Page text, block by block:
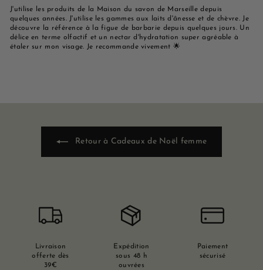
J'utilise les produits de la Maison du savon de Marseille depuis
quelques années. J'utilise les gammes aux laits d'ânesse et de chèvre. Je
découvre la référence à la figue de barbarie depuis quelques jours. Un
délice en terme olfactif et un nectar d'hydratation super agréable à
étaler sur mon visage. Je recommande vivement 🌟
Retour à Cadeaux de Noël femme
Livraison
offerte dès
39€
Expédition
sous 48 h
ouvrées
Paiement
sécurisé